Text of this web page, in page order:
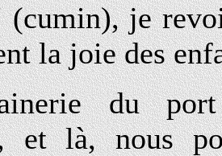
(cumin), je
la joie des
du
et là, nous